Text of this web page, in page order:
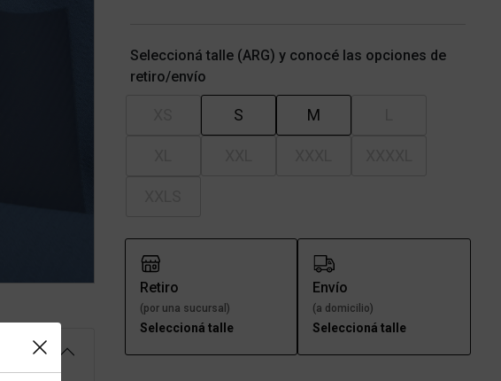
Seleccioná talle (ARG) y conocé las opciones de
retiro/envío
S M
Retiro
(por una sucursal)
Seleccioná talle
Envío
(a domicilio)
Seleccioná talle